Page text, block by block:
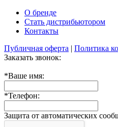
О бренде
Стать дистрибьютором
Контакты
Публичная оферта | Политика
Заказать звонок:
*Ваше имя:
*Телефон:
Защита от автоматических